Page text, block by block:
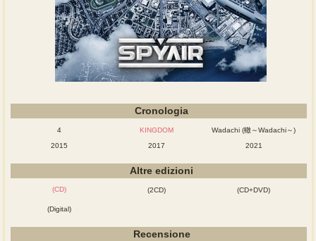
Cronologia
4
2015
KINGDOM
2017
Wadachi (轍～Wadachi～)
2021
Altre edizioni
(CD) (2CD) (CD+DVD)
(Digital)
Recensione